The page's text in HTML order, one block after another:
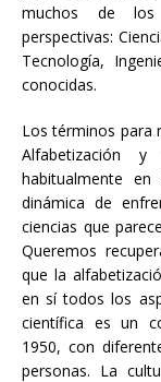
muchos de los
perspectivas:
Tecnología,
conocidas.
Los términos para
Alfabetización
habitualmente
dinámica de
ciencias que
Queremos
que la
en sí todos los
científica es un
1950, con
personas. La